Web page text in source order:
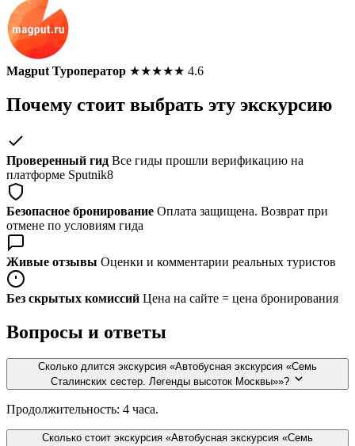
Magput Туроператор ★★★★★ 4.6
Почему стоит выбрать эту экскурсию
Проверенный гид Все гиды прошли верификацию на
платформе Sputnik8
Безопасное бронирование Оплата защищена. Возврат при
отмене по условиям гида
Живые отзывы Оценки и комментарии реальных туристов
Без скрытых комиссий Цена на сайте = цена бронирования
Вопросы и ответы
Сколько длится экскурсия «Автобусная экскурсия «Семь
Сталинских сестер. Легенды высоток Москвы»»?
Продолжительность: 4 часа.
Сколько стоит экскурсия «Автобусная экскурсия «Семь